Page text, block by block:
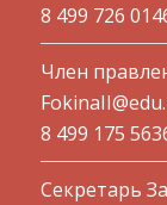
8 499 726
Член
8 499 175
Секретарь